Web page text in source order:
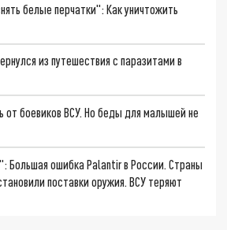
белые перчатки": Как уничтожить
из путешествия с паразитами в
от боевиков ВСУ. Но беды для малышей не
Большая ошибка Palantir в России. Страны
поставки оружия. ВСУ теряют